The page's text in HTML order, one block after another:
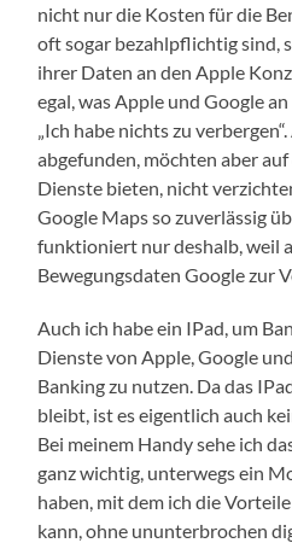
nicht nur die Kosten für die
oft sogar bezahlpflichtig sind,
ihrer Daten an den Apple
egal, was Apple und Google
„Ich habe nichts zu
abgefunden, möchten aber
Dienste bieten, nicht
Google Maps so zuverlässig
funktioniert nur deshalb, weil
Bewegungsdaten Google zur
Auch ich habe ein IPad, um
Dienste von Apple, Google
Banking zu nutzen. Da das
bleibt, ist es eigentlich auch
Bei meinem Handy sehe ich
ganz wichtig, unterwegs ein
haben, mit dem ich die
kann, ohne ununterbrochen